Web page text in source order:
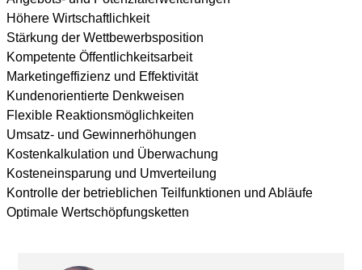
Höhere Wirtschaftlichkeit
Stärkung der Wettbewerbsposition
Kompetente Öffentlichkeitsarbeit
Marketingeffizienz und Effektivität
Kundenorientierte Denkweisen
Flexible Reaktionsmöglichkeiten
Umsatz- und Gewinnerhöhungen
Kostenkalkulation und Überwachung
Kosteneinsparung und Umverteilung
Kontrolle der betrieblichen Teilfunktionen und Abläufe
Optimale Wertschöpfungsketten